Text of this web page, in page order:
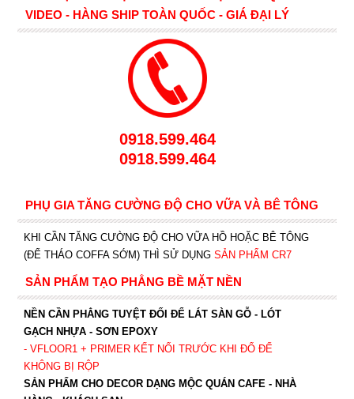
VIDEO - HÀNG SHIP TOÀN QUỐC - GIÁ ĐẠI LÝ
0918.599.464
0918.599.464
PHỤ GIA TĂNG CƯỜNG ĐỘ CHO VỮA VÀ BÊ TÔNG
KHI CẦN TĂNG CƯỜNG ĐỘ CHO VỮA HỒ HOẶC BÊ TÔNG
(ĐỂ THÁO COFFA SỚM) THÌ SỬ DỤNG SẢN PHẨM CR7
SẢN PHẨM TẠO PHẲNG BỀ MẶT NỀN
NỀN CẦN PHẲNG TUYỆT ĐỐI ĐỂ LÁT SÀN GỖ - LÓT
GẠCH NHỰA - SƠN EPOXY
- VFLOOR1+ PRIMER KẾT NỐI TRƯỚC KHI ĐỔ ĐỂ
KHÔNG BỊ RỘP
SẢN PHẨM CHO DECOR DẠNG MỘC QUÁN CAFE - NHÀ